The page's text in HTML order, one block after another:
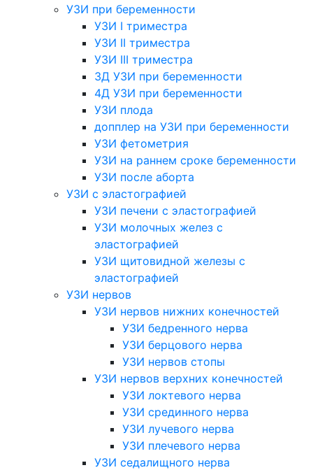
УЗИ при беременности
УЗИ I триместра
УЗИ II триместра
УЗИ III триместра
3Д УЗИ при беременности
4Д УЗИ при беременности
УЗИ плода
допплер на УЗИ при беременности
УЗИ фетометрия
УЗИ на раннем сроке беременности
УЗИ после аборта
УЗИ с эластографией
УЗИ печени с эластографией
УЗИ молочных желез с
эластографией
УЗИ щитовидной железы с
эластографией
УЗИ нервов
УЗИ нервов нижних конечностей
УЗИ бедренного нерва
УЗИ берцового нерва
УЗИ нервов стопы
УЗИ нервов верхних конечностей
УЗИ локтевого нерва
УЗИ срединного нерва
УЗИ лучевого нерва
УЗИ плечевого нерва
УЗИ седалищного нерва